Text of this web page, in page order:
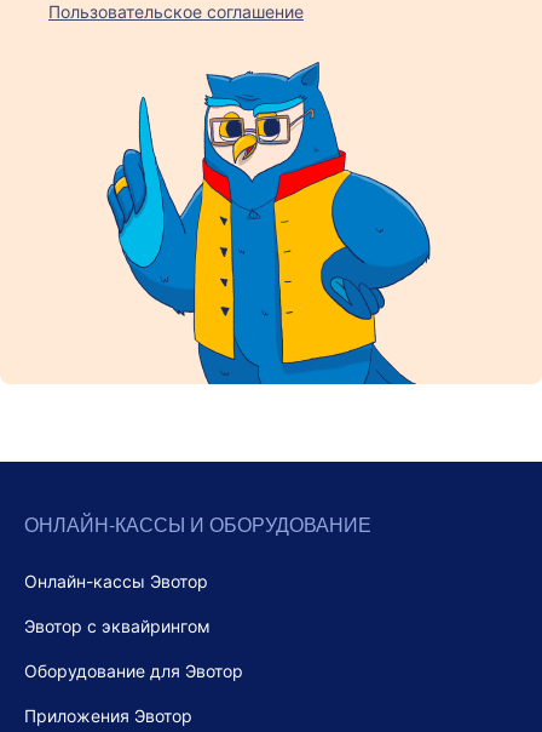
Пользовательское соглашение
ОНЛАЙН-КАССЫ И ОБОРУДОВАНИЕ
Онлайн-кассы Эвотор
Эвотор с эквайрингом
Оборудование для Эвотор
Приложения Эвотор